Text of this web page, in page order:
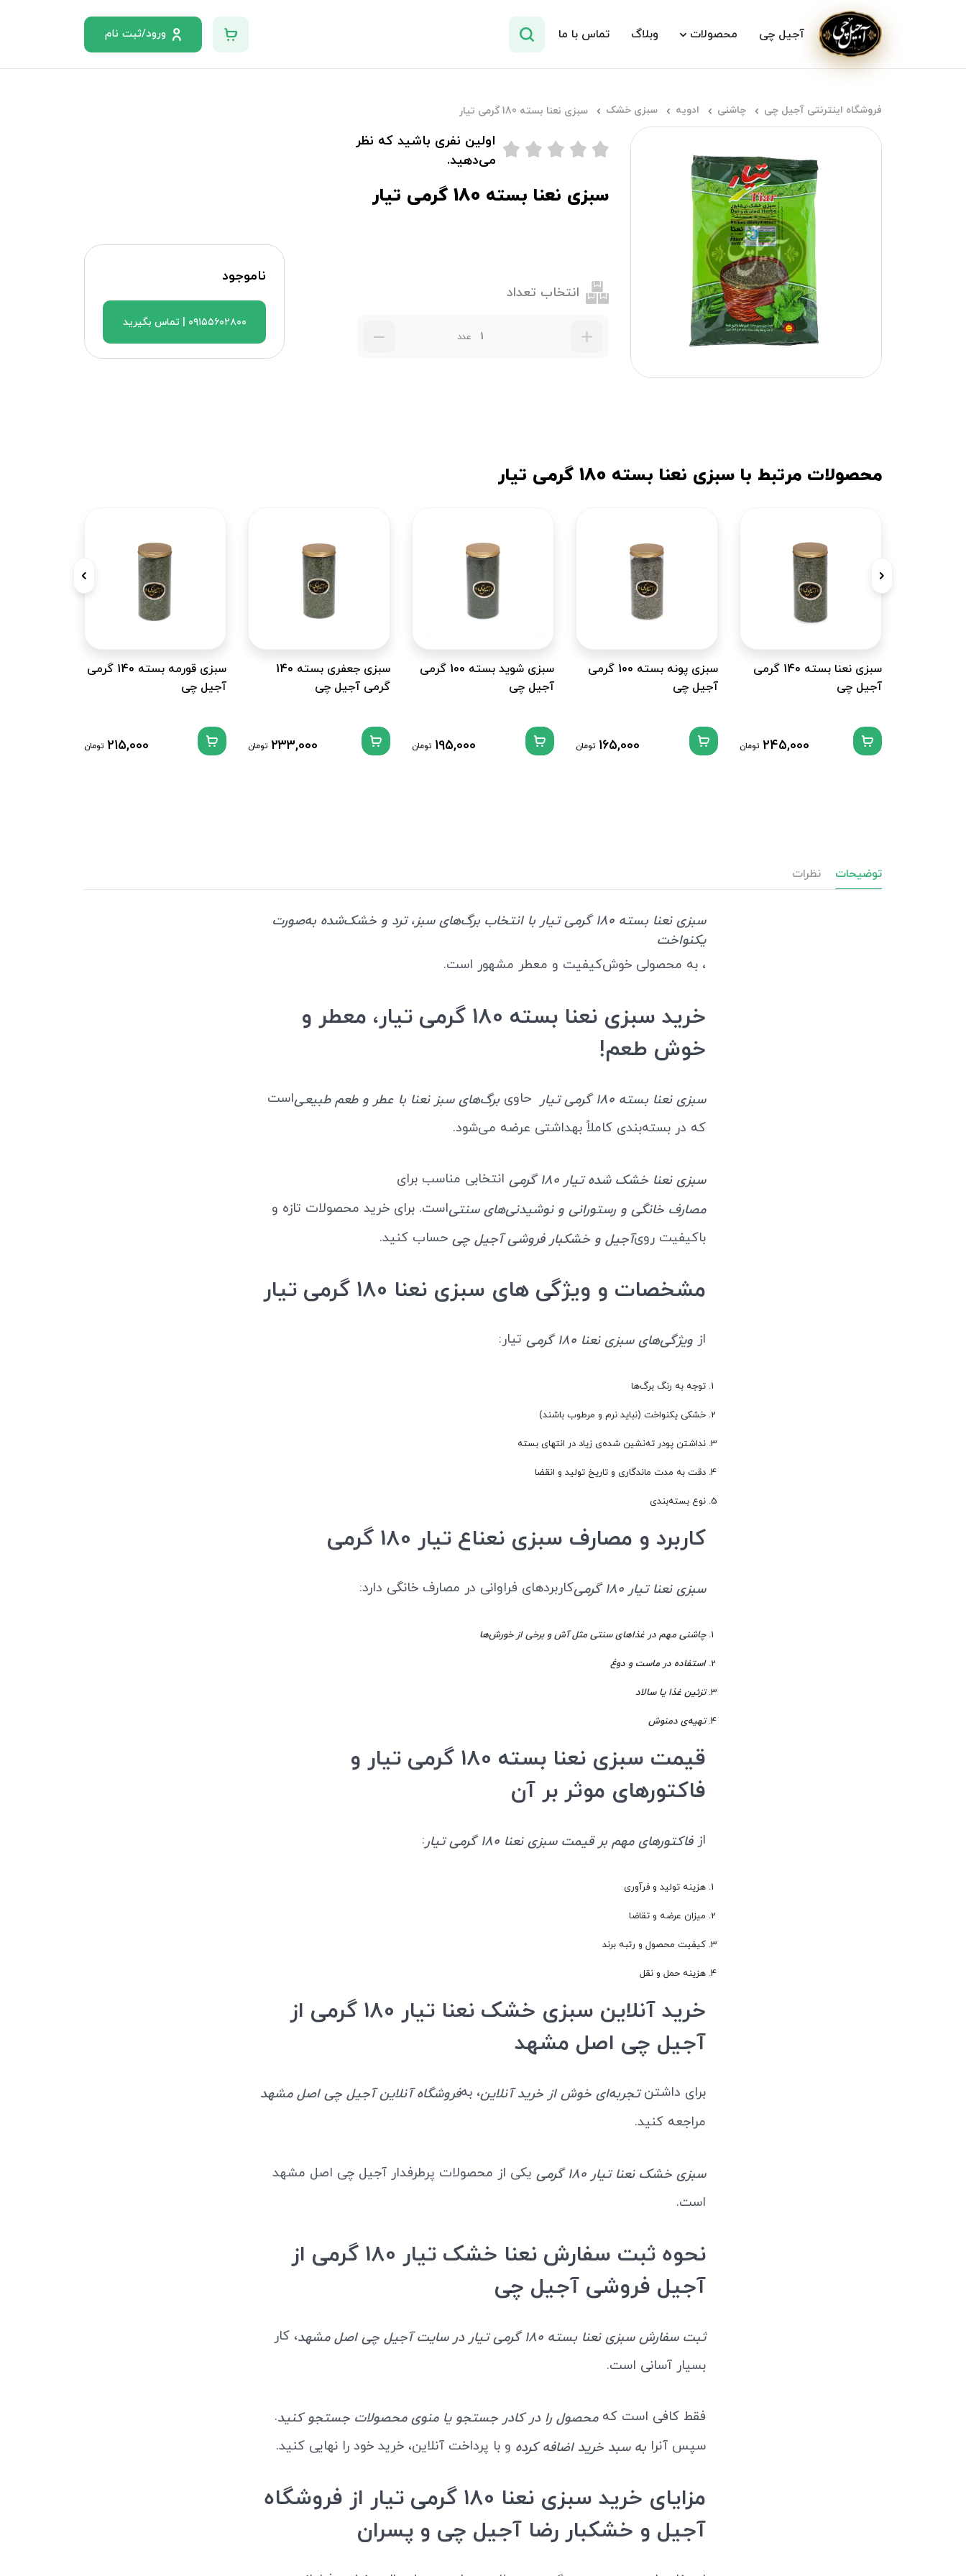
آجیل چی محصولات وبلاگ تماس با ما ورود/ثبت نام
فروشگاه اینترنتی آجیل چی چاشنی ادویه سبزی خشک سبزی نعنا بسته 180 گرمی تیار
اولین نفری باشید که نظر
می‌دهید.
سبزی نعنا بسته 180 گرمی تیار
انتخاب تعداد
عدد
ناموجود
۰۹۱۵۵۶۰۲۸۰۰ | تماس بگیرید
محصولات مرتبط با سبزی نعنا بسته 180 گرمی تیار
سبزی نعنا بسته 140 گرمی
آجیل چی
245,000 تومان
سبزی پونه بسته 100 گرمی
آجیل چی
165,000 تومان
سبزی شوید بسته 100 گرمی
آجیل چی
195,000 تومان
سبزی جعفری بسته 140
گرمی آجیل چی
233,000 تومان
سبزی قورمه بسته 140 گرمی
آجیل چی
215,000 تومان
توضیحات نظرات
سبزی نعنا بسته ۱۸۰ گرمی تیار با انتخاب برگ‌های سبز، ترد و خشک‌شده به‌صورت
یکنواخت
، به محصولی خوش‌کیفیت و معطر مشهور است.
خرید سبزی نعنا بسته 180 گرمی تیار، معطر و
خوش طعم!
سبزی نعنا بسته ۱۸۰ گرمی تیار حاوی برگ‌های سبز نعنا با عطر و طعم طبیعیاست
که در بسته‌بندی کاملاً بهداشتی عرضه می‌شود.
سبزی نعنا خشک شده تیار 180 گرمی
انتخابی مناسب برای
مصارف خانگی و رستورانی و نوشیدنی‌های سنتیاست. برای خرید محصولات تازه و
باکیفیت رویآجیل و خشکبار فروشی آجیل چی حساب کنید.
مشخصات و ویژگی های سبزی نعنا 180 گرمی تیار
از ویژگی‌های سبزی نعنا 180 گرمی تیار:
توجه به رنگ برگ‌ها
خشکی یکنواخت (نباید نرم و مرطوب باشند)
نداشتن پودر ته‌نشین شده‌ی زیاد در انتهای بسته
دقت به مدت ماندگاری و تاریخ تولید و انقضا
نوع بسته‌بندی
کاربرد و مصارف سبزی نعناع تیار 180 گرمی
سبزی نعنا تیار 180 گرمی کاربردهای فراوانی در مصارف خانگی دارد:
چاشنی مهم در غذاهای سنتی مثل آش و برخی از خورش‌ها
استفاده در ماست و دوغ
تزئین غذا یا سالاد
تهیه‌ی دمنوش
قیمت سبزی نعنا بسته 180 گرمی تیار و
فاکتورهای موثر بر آن
ازفاکتورهای مهم بر قیمت سبزی نعنا 180 گرمی تیار :
هزینه تولید و فرآوری
میزان عرضه و تقاضا
کیفیت محصول و رتبه برند
هزینه حمل و نقل
خرید آنلاین سبزی خشک نعنا تیار 180 گرمی از
آجیل چی اصل مشهد
برای داشتنتجربه‌ای خوش از خرید آنلاین، بهفروشگاه آنلاین آجیل چی اصل مشهد
مراجعه کنید.
سبزی خشک نعنا تیار ۱۸۰ گرمی
یکی از محصولات پرطرفدار آجیل چی اصل مشهد
است.
نحوه ثبت سفارش نعنا خشک تیار 180 گرمی از
آجیل فروشی آجیل چی
ثبت سفارش سبزی نعنا بسته 180 گرمی تیار در سایت آجیل چی اصل مشهد
، کار
بسیار آسانی است.
فقط کافی است کهمحصول را در کادر جستجو یا منوی محصولات جستجو کنید.
سپس آنرا به سبد خرید اضافه کرده و با پرداخت آنلاین، خرید خود را نهایی کنید.
مزایای خرید سبزی نعنا 180 گرمی تیار از فروشگاه
آجیل و خشکبار رضا آجیل چی و پسران